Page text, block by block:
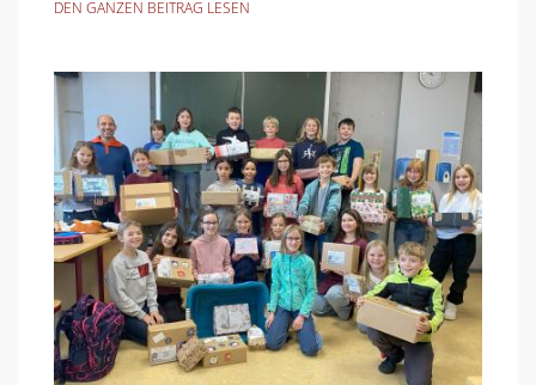
DEN GANZEN BEITRAG LESEN